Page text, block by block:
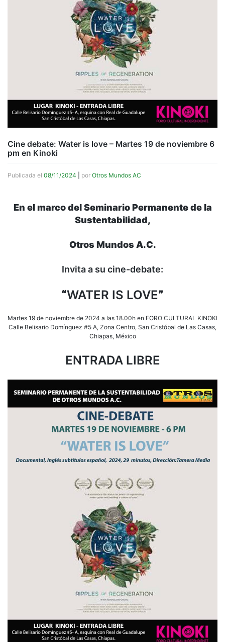
Cine debate: Water is love – Martes 19 de noviembre 6
pm en Kinoki
Publicada el 08/11/2024 por Otros Mundos AC
En el marco del Seminario Permanente de la
Sustentabilidad,
Otros Mundos A.C.
Invita a su cine-debate:
“WATER IS LOVE”
Martes 19 de noviembre de 2024 a las 18.00h en FORO CULTURAL KINOKI
Calle Belisario Domínguez #5 A, Zona Centro, San Cristóbal de Las Casas,
Chiapas, México
ENTRADA LIBRE